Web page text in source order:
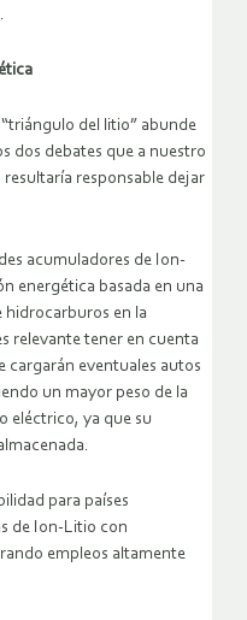
del litio” abunde
dos debates que a nuestro
responsable dejar
acumuladores de Ion-
energética basada en una
en la
relevante tener en cuenta
cargarán eventuales autos
un mayor peso de la
eléctrico, ya que su
para países
de Ion-Litio con
empleos altamente